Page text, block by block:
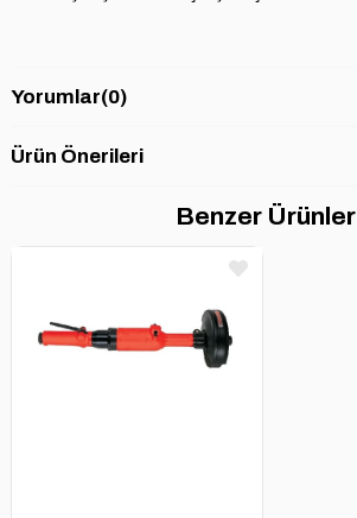
Yorumlar(0)
Ürün Önerileri
Benzer Ürünler